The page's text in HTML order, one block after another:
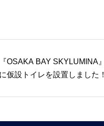
『OSAKA BAY SKYLUMINA』
に仮設トイレを設置しました！